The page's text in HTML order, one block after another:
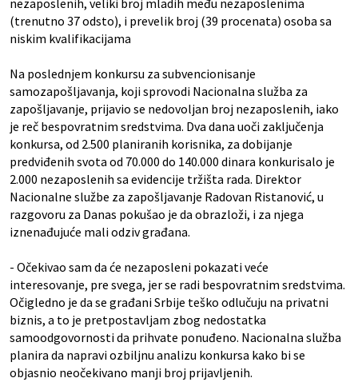
nezaposlenih, veliki broj mladih među nezaposlenima
(trenutno 37 odsto), i prevelik broj (39 procenata) osoba sa
niskim kvalifikacijama
Na poslednjem konkursu za subvencionisanje
samozapošljavanja, koji sprovodi Nacionalna služba za
zapošljavanje, prijavio se nedovoljan broj nezaposlenih, iako
je reč bespovratnim sredstvima. Dva dana uoči zaključenja
konkursa, od 2.500 planiranih korisnika, za dobijanje
predviđenih svota od 70.000 do 140.000 dinara konkurisalo je
2.000 nezaposlenih sa evidencije tržišta rada. Direktor
Nacionalne službe za zapošljavanje Radovan Ristanović, u
razgovoru za Danas pokušao je da obrazloži, i za njega
iznenađujuće mali odziv građana.
- Očekivao sam da će nezaposleni pokazati veće
interesovanje, pre svega, jer se radi bespovratnim sredstvima.
Očigledno je da se građani Srbije teško odlučuju na privatni
biznis, a to je pretpostavljam zbog nedostatka
samoodgovornosti da prihvate ponuđeno. Nacionalna služba
planira da napravi ozbiljnu analizu konkursa kako bi se
objasnio neočekivano manji broj prijavljenih.